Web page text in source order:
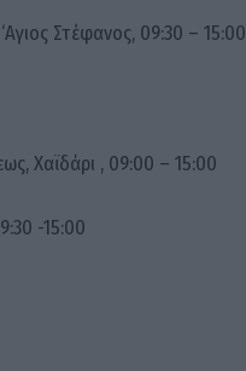
Στέφανος, 09:30 – 15:00
Χαϊδάρι , 09:00 – 15:00
-15:00